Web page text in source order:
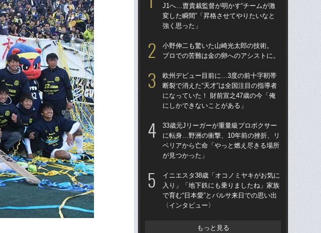
J1へ…曺貴裁監督が明かす“チームが激
変した瞬間”「昇格させてやりたいなと
強く思った」
小野伸二も驚いた山崎光太郎の技術。
プロでの苦難は金の卵へのアシストに。
欧州デビュー目前に…3度の前十字靭帯
断裂で消えた“天才”は全国注目の指導者
になっていた！ 財前宣之47歳の今「俺
にしかできないことがある」
33歳元Jリーガーが重量級プロボクサー
に転身…野洲の衝撃、10年前の挫折、リ
ベリアから亡命「やっと燃え尽きる場所
が見つかった」
イニエスタ38歳「オコノミヤキがお気に
入り」「地下鉄にも乗りましたね」家族
で育む“日本愛”とバルサ来日での思い出
〈インタビュー〉
もっと見る